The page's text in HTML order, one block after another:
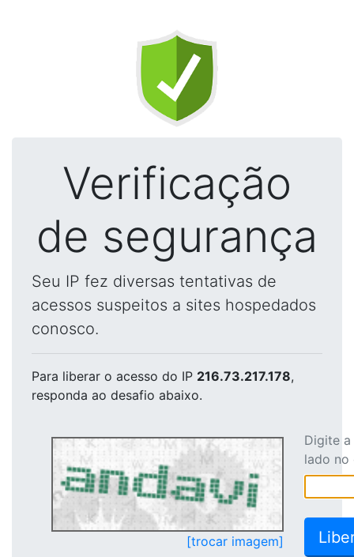
Verificação
de segurança
Seu IP fez diversas tentativas de
acessos suspeitos a sites hospedados
conosco.
Para liberar o acesso do IP 216.73.217.178,
responda ao desafio abaixo.
[trocar imagem]
Digite
lado no